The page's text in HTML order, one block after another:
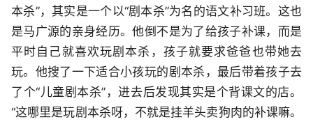
本杀”，其实是一个以“剧本杀”为名的语文补习班。这也
是马广源的亲身经历。他倒不是为了给孩子补课，而是
平时自己就喜欢玩剧本杀，孩子就要求爸爸也带她去
玩。他搜了一下适合小孩玩的剧本杀，最后带着孩子去
了个“儿童剧本杀”，进去后发现其实是个背课文的店。
“这哪里是玩剧本杀呀，不就是挂羊头卖狗肉的补课嘛。